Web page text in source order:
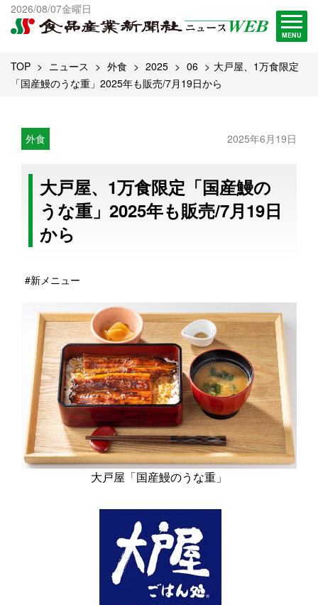
2026/08/07金曜日
MENU
出版物一覧へ
試読・購読申し込み
TOP ニュース 外食 2025 06
大戸屋、1万食限定
「国産鰻のうな重」2025年も販売/7月19日から
外食 2025年6月19日
大戸屋、1万食限定「国産鰻の
うな重」2025年も販売/7月19日
から
#新メニュー
大戸屋「国産鰻のうな重」